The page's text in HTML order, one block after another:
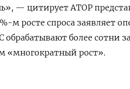
— цитирует АТОР
м росте спроса заявляет
обрабатывают более сотни
«многократный рост».